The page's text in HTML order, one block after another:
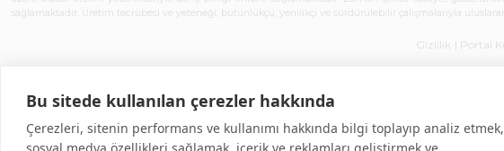
sağlamaktadır. Üretim tecrübesi ve yeteneği; bütünlükçü, yenilikçi ve sürdürülebilir çalışmalarıyla
Gizlilik | Portal
Bu sitede kullanılan çerezler hakkında
Çerezleri, sitenin performans ve kullanımı hakkında bilgi toplayıp analiz etmek,